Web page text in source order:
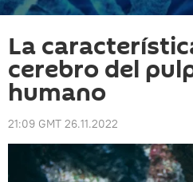
La
cerebro del
humano
21:09 GMT 26.11.2022